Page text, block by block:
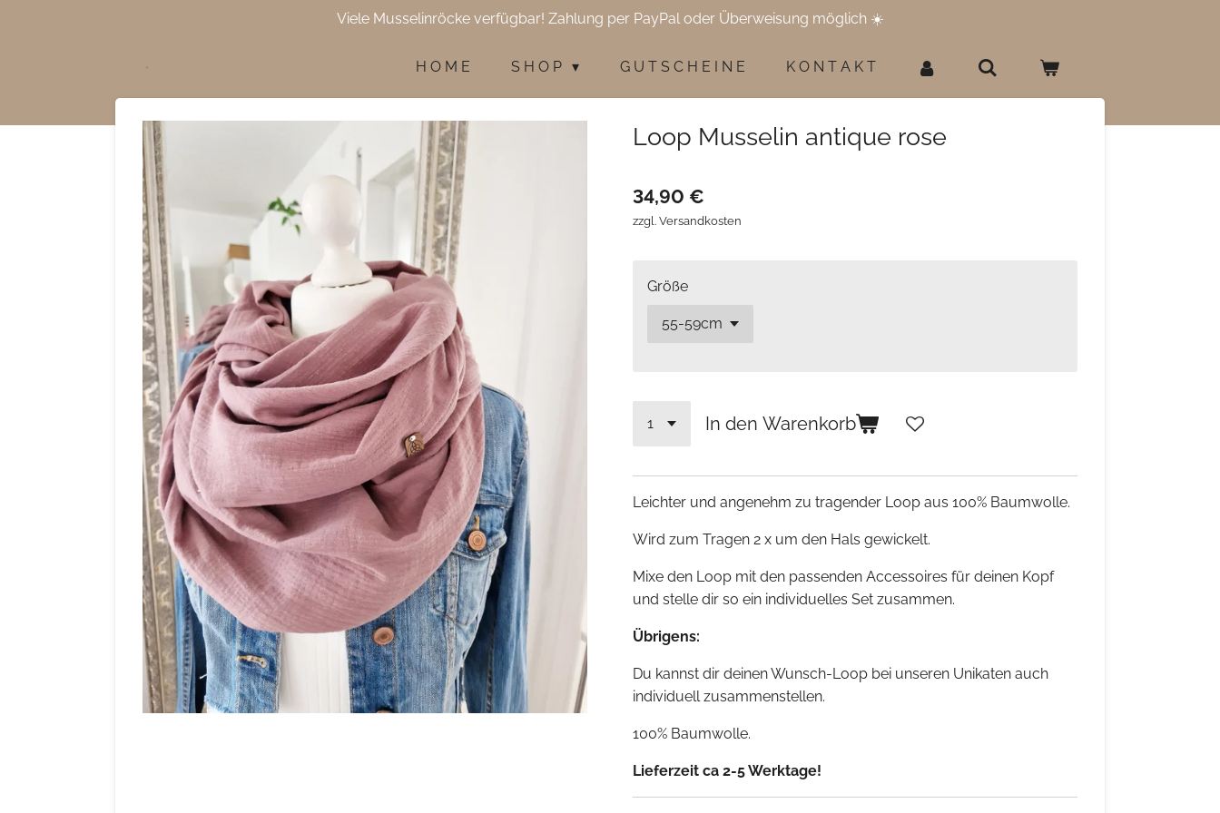
Viele Musselinröcke verfügbar! Zahlung per PayPal oder Überweisung möglich ☀️
H O M E S H O P G U T S C H E I N E K O N T A K T
Loop Musselin antique rose
34,90 €
zzgl. Versandkosten
Größe
In den Warenkorb
Leichter und angenehm zu tragender Loop aus 100% Baumwolle.
Wird zum Tragen 2 x um den Hals gewickelt.
Mixe den Loop mit den passenden Accessoires für deinen Kopf
und stelle dir so ein individuelles Set zusammen.
Übrigens:
Du kannst dir deinen Wunsch-Loop bei unseren Unikaten auch
individuell zusammenstellen.
100% Baumwolle.
Lieferzeit ca 2-5 Werktage!